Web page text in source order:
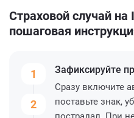
Страховой случай на
пошаговая
1
2
Зафиксируйте
Сразу включите
поставьте знак,